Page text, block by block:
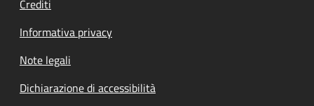
Crediti
Informativa privacy
Note legali
Dichiarazione di accessibilità